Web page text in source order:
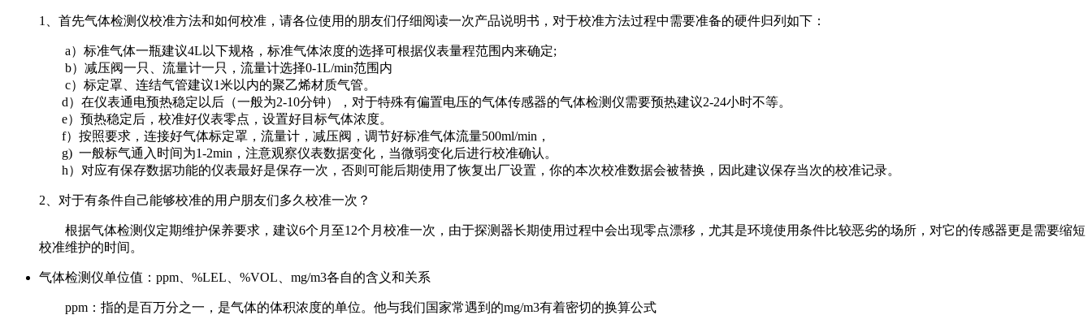
1、首先气体检测仪校准方法和如何校准，请各位使用的朋友们仔细阅读一次产品说明书，对于校准方法过程中需要准备的硬件归列如下：
a）标准气体一瓶建议4L以下规格，标准气体浓度的选择可根据仪表量程范围内来确定;
b）减压阀一只、流量计一只，流量计选择0-1L/min范围内
c）标定罩、连结气管建议1米以内的聚乙烯材质气管。
d）在仪表通电预热稳定以后（一般为2-10分钟），对于特殊有偏置电压的气体传感器的气体检测仪需要预热建议2-24小时不等。
e）预热稳定后，校准好仪表零点，设置好目标气体浓度。
f）按照要求，连接好气体标定罩，流量计，减压阀，调节好标准气体流量500ml/min，
g) 一般标气通入时间为1-2min，注意观察仪表数据变化，当微弱变化后进行校准确认。
h）对应有保存数据功能的仪表最好是保存一次，否则可能后期使用了恢复出厂设置，你的本次校准数据会被替换，因此建议保存当次的校准记录。
2、对于有条件自己能够校准的用户朋友们多久校准一次？
根据气体检测仪定期维护保养要求，建议6个月至12个月校准一次，由于探测器长期使用过程中会出现零点漂移，尤其是环境使用条件比较恶劣的场所，对它的传感器更是需要缩短
校准维护的时间。
气体检测仪单位值：ppm、%LEL、%VOL、mg/m3各自的含义和关系
ppm：指的是百万分之一，是气体的体积浓度的单位。他与我们国家常遇到的mg/m3有着密切的换算公式